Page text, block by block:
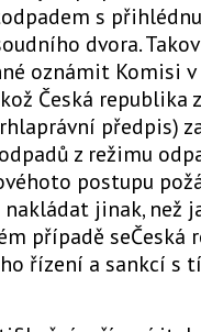
s
dvora.
oznámit Komisi
Česká republika
předpis)
z režimu
postupu
jinak, než
případě seČeská
řízení a sankcí s